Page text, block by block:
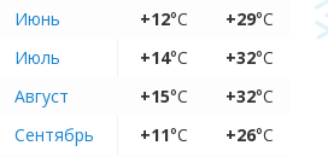
Июнь
+12°C +29°C
Июль
+14°C +32°C
Август
+15°C +32°C
Сентябрь
+11°C +26°C